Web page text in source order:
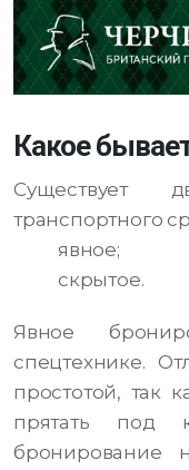
Какое
Существует
транспортного
явное;
скрытое.
Явное
спецтехнике.
простотой, так
прятать под
бронирование